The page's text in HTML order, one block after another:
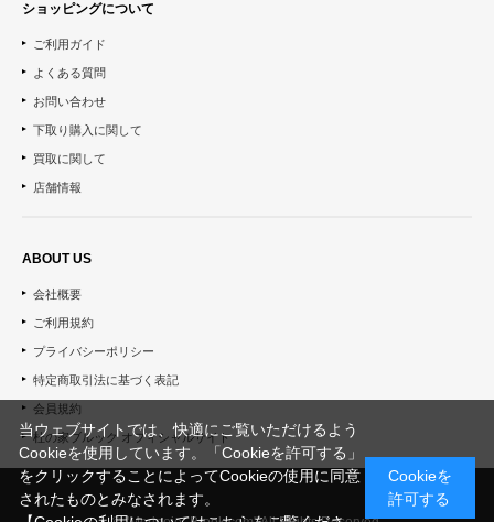
ショッピングについて
ご利用ガイド
よくある質問
お問い合わせ
下取り購入に関して
買取に関して
店舗情報
ABOUT US
会社概要
ご利用規約
プライバシーポリシー
特定商取引法に基づく表記
会員規約
杜の家ブルック オフィシャルサイト
当ウェブサイトでは、快適にご覧いただけるよう
Cookieを使用しています。「Cookieを許可する」
をクリックすることによってCookieの使用に同意
されたものとみなされます。
Cookieを
許可する